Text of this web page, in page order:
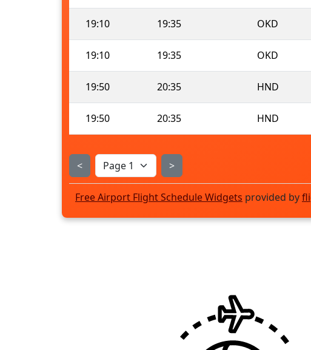
19:10 19:35 OKD
19:10 19:35 OKD
19:50 20:35 HND
19:50 20:35 HND
< >
Free Airport Flight Schedule Widgets provided by